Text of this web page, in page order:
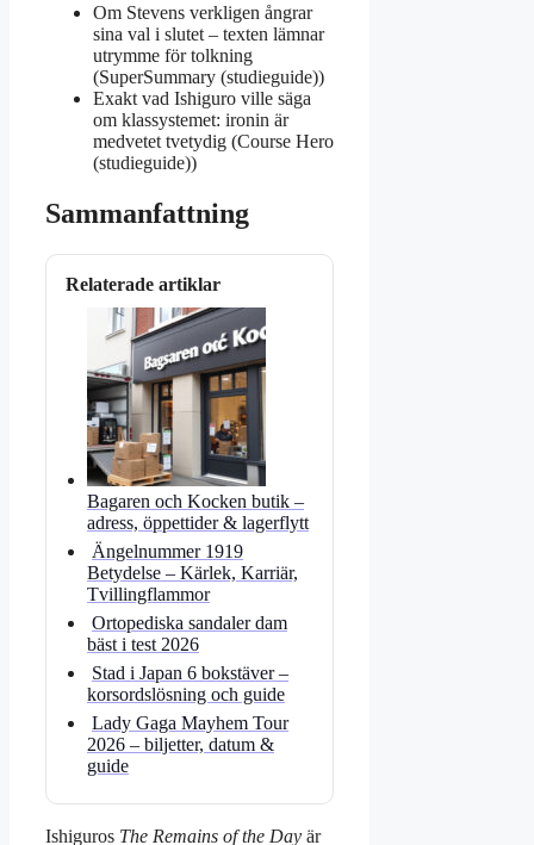
Om Stevens verkligen ångrar
sina val i slutet – texten lämnar
utrymme för tolkning
(SuperSummary (studieguide))
Exakt vad Ishiguro ville säga
om klassystemet: ironin är
medvetet tvetydig (Course Hero
(studieguide))
Sammanfattning
Relaterade artiklar
Bagaren och Kocken butik –
adress, öppettider & lagerflytt
Ängelnummer 1919
Betydelse – Kärlek, Karriär,
Tvillingflammor
Ortopediska sandaler dam
bäst i test 2026
Stad i Japan 6 bokstäver –
korsordslösning och guide
Lady Gaga Mayhem Tour
2026 – biljetter, datum &
guide
Ishiguros The Remains of the Day är